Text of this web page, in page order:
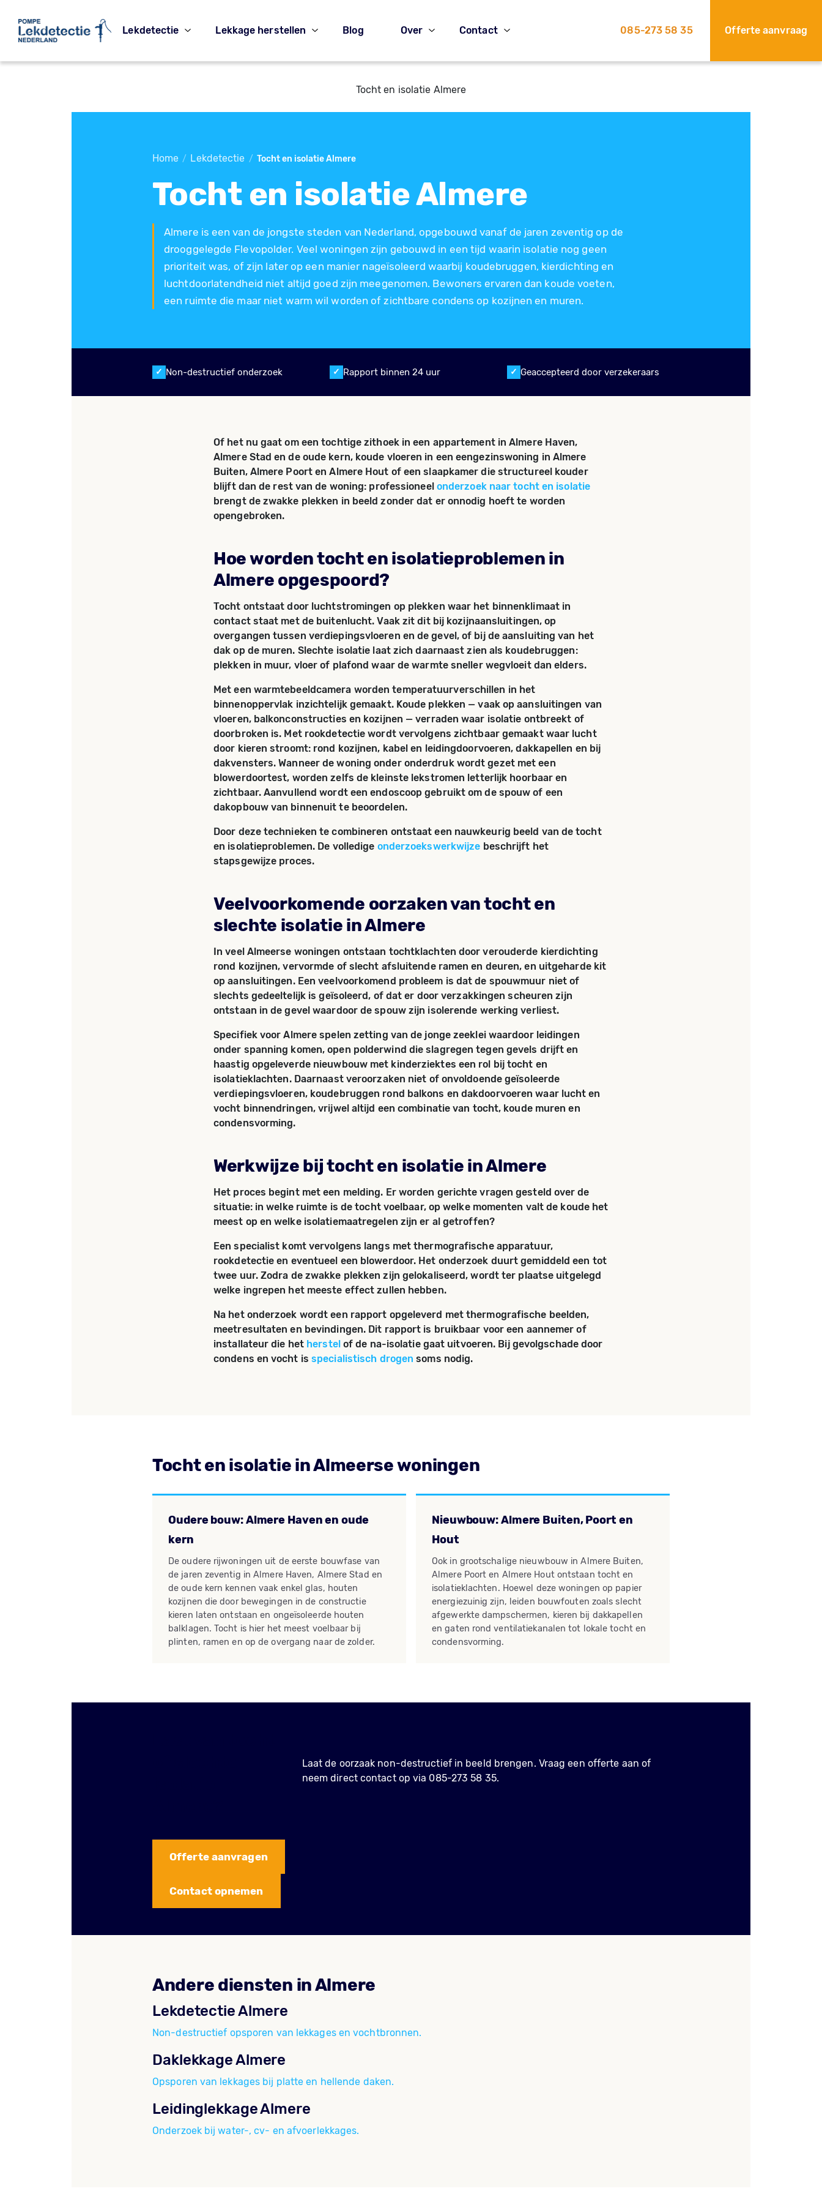
Lekdetectie Lekkage herstellen Blog Over Contact 085-273 58 35 Offerte aanvraag
Tocht en isolatie Almere
Home / Lekdetectie / Tocht en isolatie Almere
Tocht en isolatie Almere
Almere is een van de jongste steden van Nederland, opgebouwd vanaf de jaren zeventig op de
drooggelegde Flevopolder. Veel woningen zijn gebouwd in een tijd waarin isolatie nog geen
prioriteit was, of zijn later op een manier nageïsoleerd waarbij koudebruggen, kierdichting en
luchtdoorlatendheid niet altijd goed zijn meegenomen. Bewoners ervaren dan koude voeten,
een ruimte die maar niet warm wil worden of zichtbare condens op kozijnen en muren.
Non-destructief onderzoek Rapport binnen 24 uur Geaccepteerd door verzekeraars
Of het nu gaat om een tochtige zithoek in een appartement in Almere Haven,
Almere Stad en de oude kern, koude vloeren in een eengezinswoning in Almere
Buiten, Almere Poort en Almere Hout of een slaapkamer die structureel kouder
blijft dan de rest van de woning: professioneel onderzoek naar tocht en isolatie
brengt de zwakke plekken in beeld zonder dat er onnodig hoeft te worden
opengebroken.
Hoe worden tocht en isolatieproblemen in
Almere opgespoord?
Tocht ontstaat door luchtstromingen op plekken waar het binnenklimaat in
contact staat met de buitenlucht. Vaak zit dit bij kozijnaansluitingen, op
overgangen tussen verdiepingsvloeren en de gevel, of bij de aansluiting van het
dak op de muren. Slechte isolatie laat zich daarnaast zien als koudebruggen:
plekken in muur, vloer of plafond waar de warmte sneller wegvloeit dan elders.
Met een warmtebeeldcamera worden temperatuurverschillen in het
binnenoppervlak inzichtelijk gemaakt. Koude plekken — vaak op aansluitingen van
vloeren, balkonconstructies en kozijnen — verraden waar isolatie ontbreekt of
doorbroken is. Met rookdetectie wordt vervolgens zichtbaar gemaakt waar lucht
door kieren stroomt: rond kozijnen, kabel en leidingdoorvoeren, dakkapellen en bij
dakvensters. Wanneer de woning onder onderdruk wordt gezet met een
blowerdoortest, worden zelfs de kleinste lekstromen letterlijk hoorbaar en
zichtbaar. Aanvullend wordt een endoscoop gebruikt om de spouw of een
dakopbouw van binnenuit te beoordelen.
Door deze technieken te combineren ontstaat een nauwkeurig beeld van de tocht
en isolatieproblemen. De volledige onderzoekswerkwijze beschrijft het
stapsgewijze proces.
Veelvoorkomende oorzaken van tocht en
slechte isolatie in Almere
In veel Almeerse woningen ontstaan tochtklachten door verouderde kierdichting
rond kozijnen, vervormde of slecht afsluitende ramen en deuren, en uitgeharde kit
op aansluitingen. Een veelvoorkomend probleem is dat de spouwmuur niet of
slechts gedeeltelijk is geïsoleerd, of dat er door verzakkingen scheuren zijn
ontstaan in de gevel waardoor de spouw zijn isolerende werking verliest.
Specifiek voor Almere spelen zetting van de jonge zeeklei waardoor leidingen
onder spanning komen, open polderwind die slagregen tegen gevels drijft en
haastig opgeleverde nieuwbouw met kinderziektes een rol bij tocht en
isolatieklachten. Daarnaast veroorzaken niet of onvoldoende geïsoleerde
verdiepingsvloeren, koudebruggen rond balkons en dakdoorvoeren waar lucht en
vocht binnendringen, vrijwel altijd een combinatie van tocht, koude muren en
condensvorming.
Werkwijze bij tocht en isolatie in Almere
Het proces begint met een melding. Er worden gerichte vragen gesteld over de
situatie: in welke ruimte is de tocht voelbaar, op welke momenten valt de koude het
meest op en welke isolatiemaatregelen zijn er al getroffen?
Een specialist komt vervolgens langs met thermografische apparatuur,
rookdetectie en eventueel een blowerdoor. Het onderzoek duurt gemiddeld een tot
twee uur. Zodra de zwakke plekken zijn gelokaliseerd, wordt ter plaatse uitgelegd
welke ingrepen het meeste effect zullen hebben.
Na het onderzoek wordt een rapport opgeleverd met thermografische beelden,
meetresultaten en bevindingen. Dit rapport is bruikbaar voor een aannemer of
installateur die het herstelof de na-isolatie gaat uitvoeren. Bij gevolgschade door
condens en vocht isspecialistisch drogen soms nodig.
Tocht en isolatie in Almeerse woningen
Oudere bouw: Almere Haven en oude
kern
De oudere rijwoningen uit de eerste bouwfase van
de jaren zeventig in Almere Haven, Almere Stad en
de oude kern kennen vaak enkel glas, houten
kozijnen die door bewegingen in de constructie
kieren laten ontstaan en ongeïsoleerde houten
balklagen. Tocht is hier het meest voelbaar bij
plinten, ramen en op de overgang naar de zolder.
Nieuwbouw: Almere Buiten, Poort en
Hout
Ook in grootschalige nieuwbouw in Almere Buiten,
Almere Poort en Almere Hout ontstaan tocht en
isolatieklachten. Hoewel deze woningen op papier
energiezuinig zijn, leiden bouwfouten zoals slecht
afgewerkte dampschermen, kieren bij dakkapellen
en gaten rond ventilatiekanalen tot lokale tocht en
condensvorming.
Laat de oorzaak non-destructief in beeld brengen. Vraag een offerte aan of
neem direct contact op via 085-273 58 35.
Offerte aanvragen
Contact opnemen
Andere diensten in Almere
Lekdetectie Almere
Non-destructief opsporen van lekkages en vochtbronnen.
Daklekkage Almere
Opsporen van lekkages bij platte en hellende daken.
Leidinglekkage Almere
Onderzoek bij water-, cv- en afvoerlekkages.